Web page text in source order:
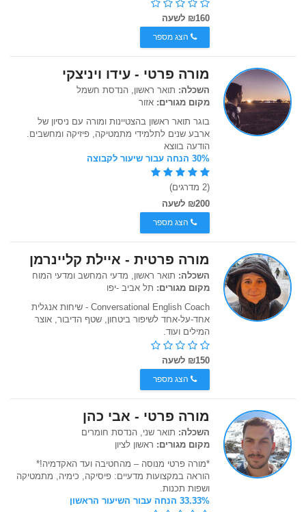
₪160 לשעה
הצג מספר
מורה פרטי - עידו ויניצקי
השכלה: תואר ראשון, הנדסת חשמל
מקום מגורים: אזור
בוגר תואר ראשון בהצטיינות ומורה עם ניסיון של
ארבע שנים לתלמידי מתמטיקה, פיזיקה ומחשבים.
הודעה בווצא
30% הנחה עבור שיעור לקבוצה
(2 מדרגים)
₪200 לשעה
הצג מספר
מורה פרטית - איילת קליינרמן
השכלה: תואר ראשון, מדעי המחשב ומדעי המוח
מקום מגורים: תל אביב -יפו
Conversational English Coach - שיחות אנגלית
אחד-על-אחד לשיפור ביטחון, שטף הדיבור, אוצר
המילים ועוד.
₪150 לשעה
הצג מספר
מורה פרטי - אבי כהן
השכלה: תואר שני, הנדסת חומרים
מקום מגורים: ראשון לציון
*מורה פרטי מנוסה – מהחטיבה ועד האקדמיה!*
הוראה במקצועות מדעיים: פיסיקה, כימיה, מתמטיקה
ושפות תכנות.
33.33% הנחה עבור השיעור הראשון